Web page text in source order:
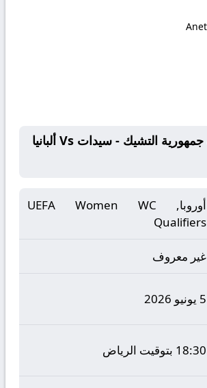
بطاقة المباراة جمهورية التشيك - سيدات Vs ألبانيا
أوروبا, UEFA Women WC
Qualifiers
غير معروف
5 يونيو 2026
18:30 بتوقيت الرياض